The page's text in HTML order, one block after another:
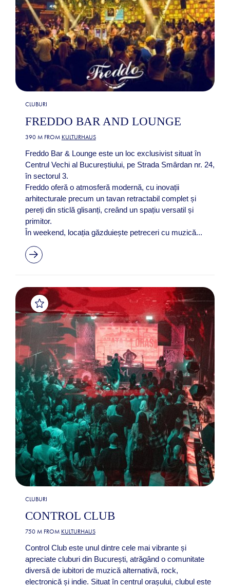
CLUBURI
FREDDO BAR AND LOUNGE
390 M FROM KULTURHAUS
Freddo Bar & Lounge este un loc exclusivist situat în
Centrul Vechi al Bucureștiului, pe Strada Smârdan nr. 24,
în sectorul 3.
Freddo oferă o atmosferă modernă, cu inovații
arhitecturale precum un tavan retractabil complet și
pereți din sticlă glisanți, creând un spațiu versatil și
primitor.
În weekend, locația găzduiește petreceri cu muzică...
CLUBURI
CONTROL CLUB
750 M FROM KULTURHAUS
Control Club este unul dintre cele mai vibrante și
apreciate cluburi din București, atrăgând o comunitate
diversă de iubitori de muzică alternativă, rock,
electronică și indie. Situat în centrul orașului, clubul este